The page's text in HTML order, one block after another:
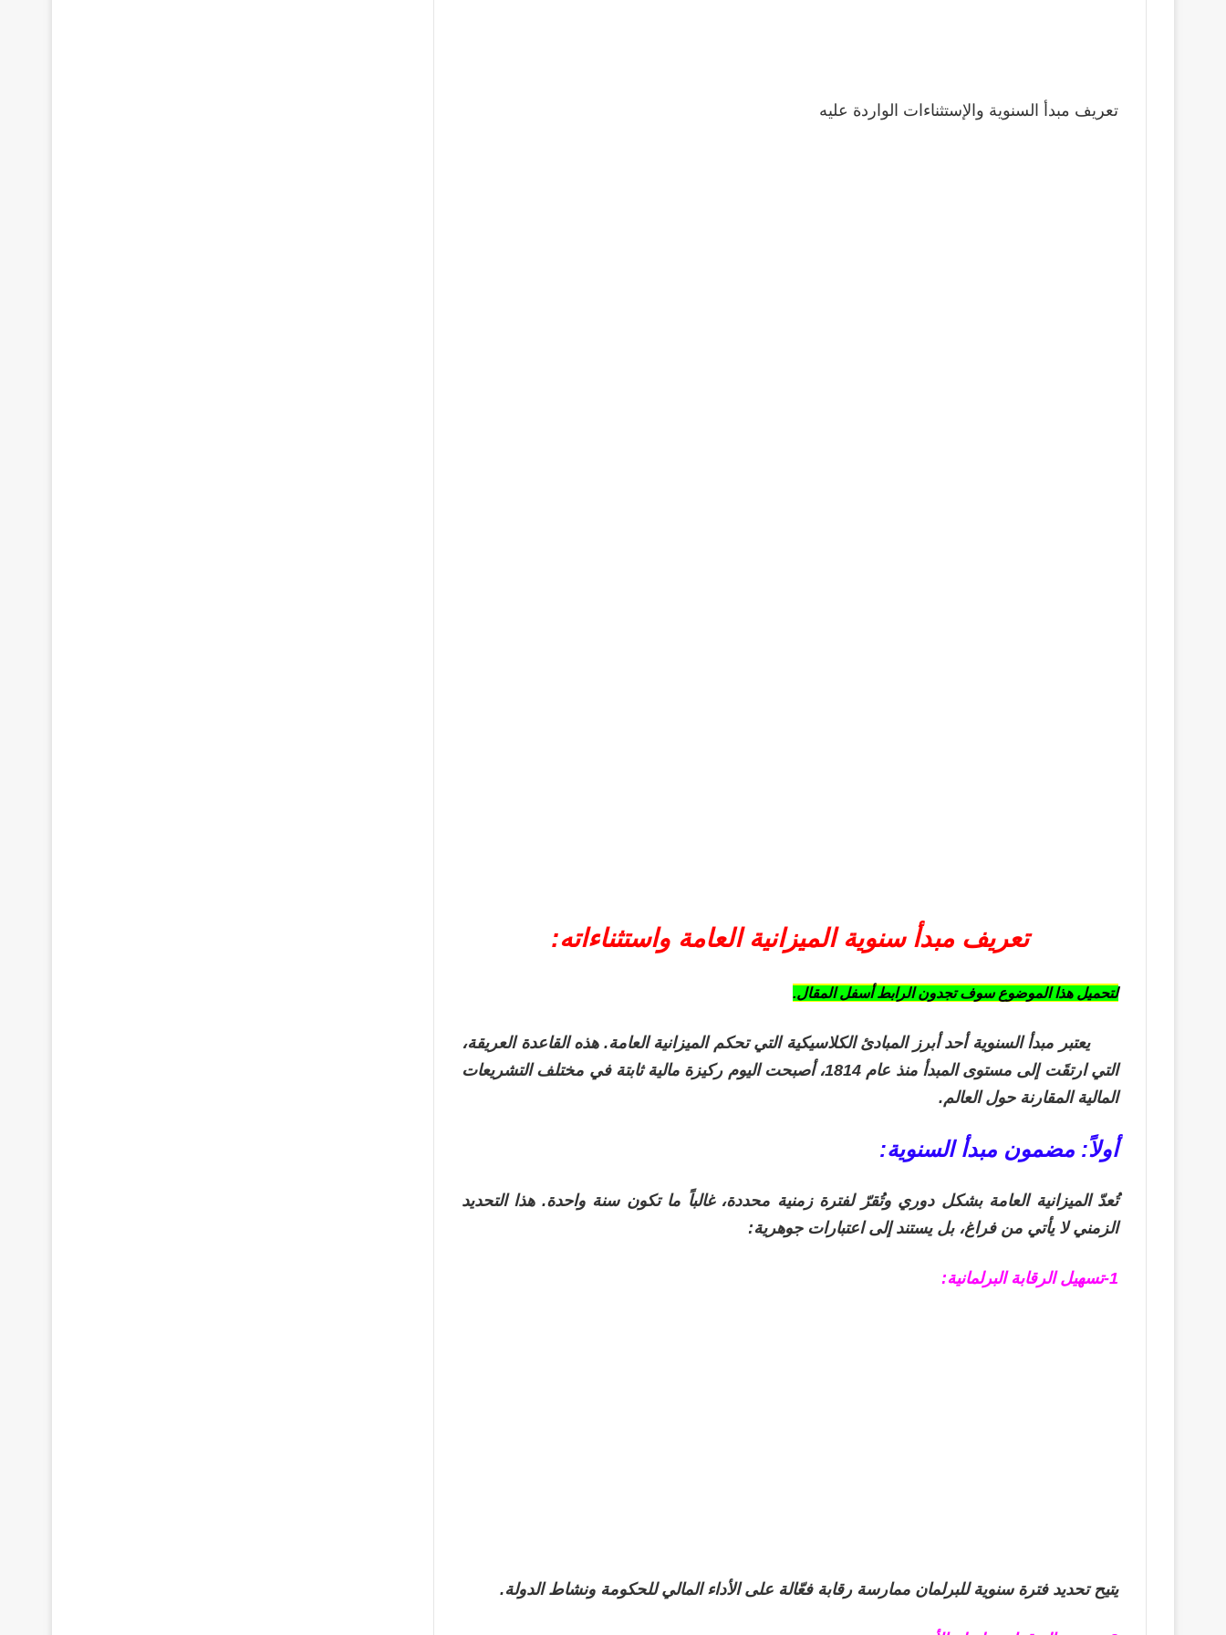
تعريف مبدأ السنوية والإستثناءات الواردة عليه
تعريف مبدأ سنوية الميزانية العامة واستثناءاته:
لتحميل هذا الموضوع سوف تجدون الرابط أسفل المقال.
يعتبر مبدأ السنوية أحد أبرز المبادئ الكلاسيكية التي تحكم الميزانية العامة. هذه القاعدة العريقة،
التي ارتقَت إلى مستوى المبدأ منذ عام 1814، أصبحت اليوم ركيزة مالية ثابتة في مختلف التشريعات
المالية المقارنة حول العالم.
أولاً: مضمون مبدأ السنوية:
تُعدّ الميزانية العامة بشكل دوري وتُقرّ لفترة زمنية محددة، غالباً ما تكون سنة واحدة. هذا التحديد
الزمني لا يأتي من فراغ، بل يستند إلى اعتبارات جوهرية:
1-تسهيل الرقابة البرلمانية:
يتيح تحديد فترة سنوية للبرلمان ممارسة رقابة فعّالة على الأداء المالي للحكومة ونشاط الدولة.